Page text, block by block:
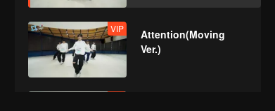
VIP
Attention(Moving
Ver.)